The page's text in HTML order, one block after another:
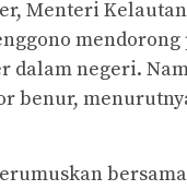
Menteri
dalam negeri.
benur,